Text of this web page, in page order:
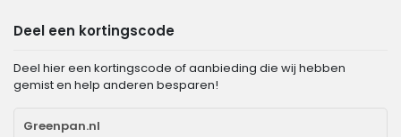
Deel een kortingscode
Deel hier een kortingscode of aanbieding die wij hebben
gemist en help anderen besparen!